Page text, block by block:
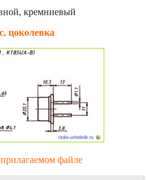
кремниевый
цоколевка
файле